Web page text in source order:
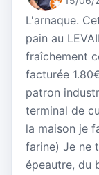
L'arnaque.
pain au
fraîchement
facturée
patron
terminal de
la maison je
farine) Je ne
épeautre, du